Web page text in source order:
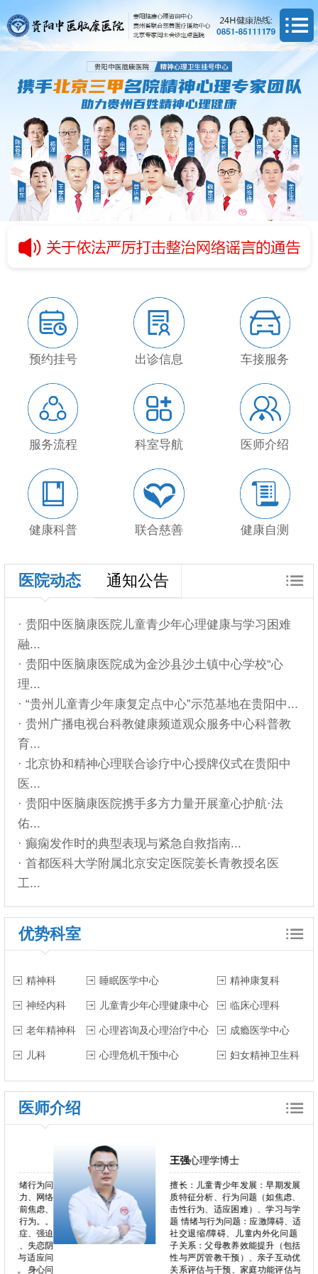
预约挂号 出诊信息 车接服务
服务流程 科室导航 医师介绍
健康科普 联合慈善 健康自测
医院动态 通知公告
· 贵阳中医脑康医院儿童青少年心理健康与学习困难
融...
· 贵阳中医脑康医院成为金沙县沙土镇中心学校“心
理...
· “贵州儿童青少年康复定点中心”示范基地在贵阳中...
· 贵州广播电视台科教健康频道观众服务中心科普教
育...
· 北京协和精神心理联合诊疗中心授牌仪式在贵阳中
医...
· 贵阳中医脑康医院携手多方力量开展童心护航·法
佑...
· 癫痫发作时的典型表现与紧急自救指南...
· 首都医科大学附属北京安定医院姜长青教授名医
工...
优势科室
精神科 睡眠医学中心 精神康复科
神经内科 儿童青少年心理健康中心 临床心理科
老年精神科 心理咨询及心理治疗中心 成瘾医学中心
儿科 心理危机干预中心 妇女精神卫生科
医师介绍
问
络
、
迫
问
问
心理学博士
擅长：儿童青少年发展：早期发展评估、气
质特征分析、行为问题（如焦虑、抑郁、攻
击性行为、适应困难）、学习与学校适应问
题 情绪与行为问题：应激障碍、适应障碍、
社交退缩/障碍、儿童内外化问题 家庭与亲
子关系：父母教养效能提升（包括母亲敏感
性与严厉管教干预）、亲子互动优化、依恋
关系评估与干预、家庭功能评估与VIPP-SD